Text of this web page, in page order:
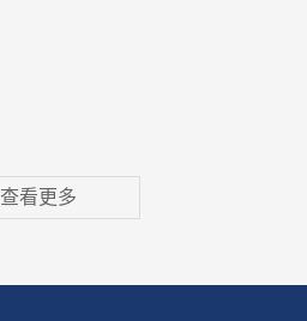
查看更多